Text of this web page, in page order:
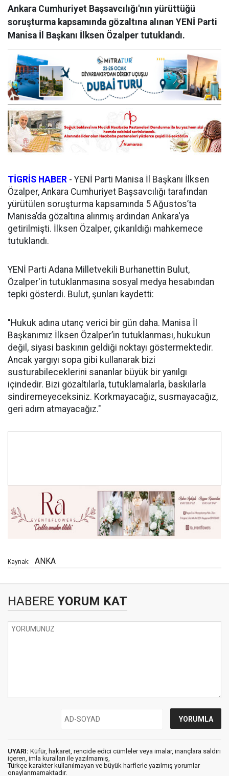
Ankara Cumhuriyet Başsavcılığı'nın yürüttüğü
soruşturma kapsamında gözaltına alınan YENİ Parti
Manisa İl Başkanı İlksen Özalper tutuklandı.
TİGRİS HABER - YENİ Parti Manisa İl Başkanı İlksen
Özalper, Ankara Cumhuriyet Başsavcılığı tarafından
yürütülen soruşturma kapsamında 5 Ağustos’ta
Manisa’da gözaltına alınmış ardından Ankara'ya
getirilmişti. İlksen Özalper, çıkarıldığı mahkemece
tutuklandı.
YENİ Parti Adana Milletvekili Burhanettin Bulut,
Özalper'in tutuklanmasına sosyal medya hesabından
tepki gösterdi. Bulut, şunları kaydetti:
"Hukuk adına utanç verici bir gün daha. Manisa İl
Başkanımız İlksen Özalper’in tutuklanması, hukukun
değil, siyasi baskının geldiği noktayı göstermektedir.
Ancak yargıyı sopa gibi kullanarak bizi
susturabileceklerini sananlar büyük bir yanılgı
içindedir. Bizi gözaltılarla, tutuklamalarla, baskılarla
sindiremeyeceksiniz. Korkmayacağız, susmayacağız,
geri adım atmayacağız."
Kaynak: ANKA
HABERE YORUM KAT
UYARI: Küfür, hakaret, rencide edici cümleler veya imalar, inançlara saldırı
içeren, imla kuralları ile yazılmamış,
Türkçe karakter kullanılmayan ve büyük harflerle yazılmış yorumlar
onaylanmamaktadır.